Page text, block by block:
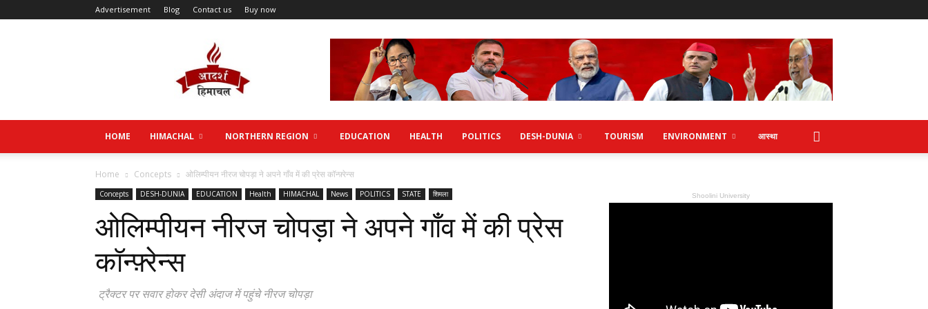
Advertisement Blog Contact us Buy now
HOME HIMACHAL NORTHERN REGION EDUCATION HEALTH POLITICS DESH-DUNIA TOURISM ENVIRONMENT आस्था
Home Concepts ओलिम्पीयन नीरज चोपड़ा ने अपने गाँव में की प्रेस कॉन्फ़्रेन्स
Concepts DESH-DUNIA EDUCATION Health HIMACHAL News POLITICS STATE शिमला
ओलिम्पीयन नीरज चोपड़ा ने अपने गाँव में की प्रेस
कॉन्फ़्रेन्स
ट्रैक्टर पर सवार होकर देसी अंदाज में पहुंचे नीरज चोपड़ा
Shoolini University